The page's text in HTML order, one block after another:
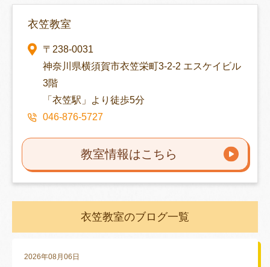
衣笠教室
〒238-0031
神奈川県横須賀市衣笠栄町3-2-2 エスケイビル
3階
「衣笠駅」より徒歩5分
046-876-5727
教室情報はこちら
衣笠教室のブログ一覧
2026年08月06日